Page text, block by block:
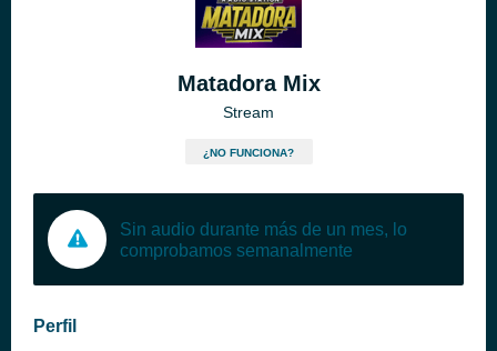
Matadora Mix
Stream
¿NO FUNCIONA?
Sin audio durante más de un mes, lo
comprobamos semanalmente
Perfil